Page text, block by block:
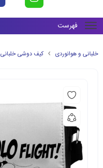
فهرست
خلبانی و هوانوردی کیف دوشی خلبانی